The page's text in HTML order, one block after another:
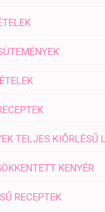
TELJES KIŐRLÉSŰ
KENYÉR
RECEPTEK